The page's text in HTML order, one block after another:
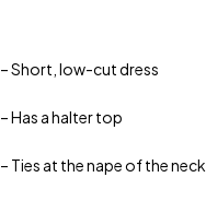
– Short, low-cut dress
– Has a halter top
– Ties at the nape of the neck